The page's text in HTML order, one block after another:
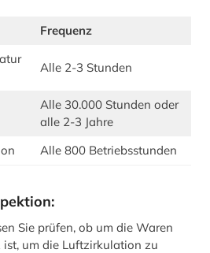
Frequenz
Alle 2-3 Stunden
Alle 30.000 Stunden oder
alle 2-3 Jahre
Alle 800 Betriebsstunden
Sie prüfen, ob um die Waren
um die Luftzirkulation zu